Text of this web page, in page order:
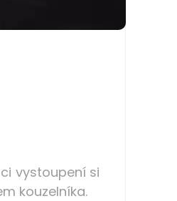
vystoupení si
kouzelníka.